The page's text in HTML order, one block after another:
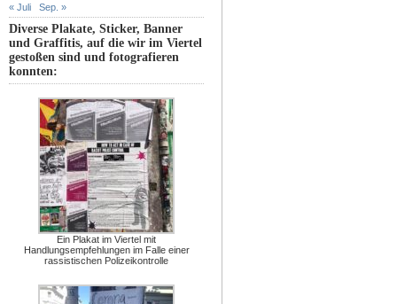
« Juli
Sep. »
Diverse Plakate, Sticker, Banner
und Graffitis, auf die wir im Viertel
gestoßen sind und fotografieren
konnten:
Ein Plakat im Viertel mit
Handlungsempfehlungen im Falle einer
rassistischen Polizeikontrolle